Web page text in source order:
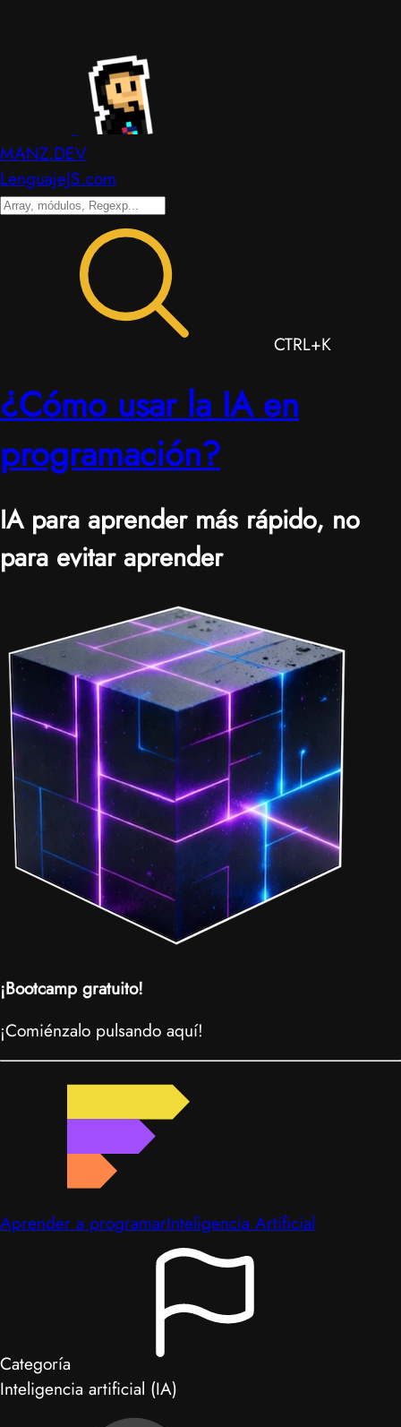
MANZ.DEV
LenguajeJS.com
CTRL+K
¿Cómo usar la IA en
programación?
IA para aprender más rápido, no
para evitar aprender
¡Bootcamp gratuito!
¡Comiénzalo pulsando aquí!
Aprender a programarInteligencia Artificial
Categoría
Inteligencia artificial (IA)